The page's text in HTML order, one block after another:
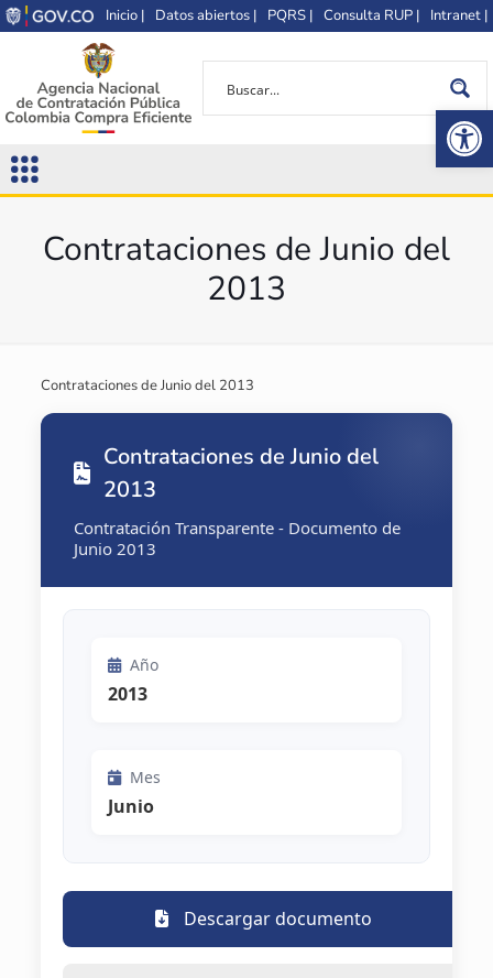
Inicio | Datos abiertos | PQRS | Consulta RUP | Intranet |
Contrataciones de Junio del
2013
Contrataciones de Junio del 2013
Contrataciones de Junio del
2013
Contratación Transparente - Documento de
Junio 2013
Año
2013
Mes
Junio
Descargar documento